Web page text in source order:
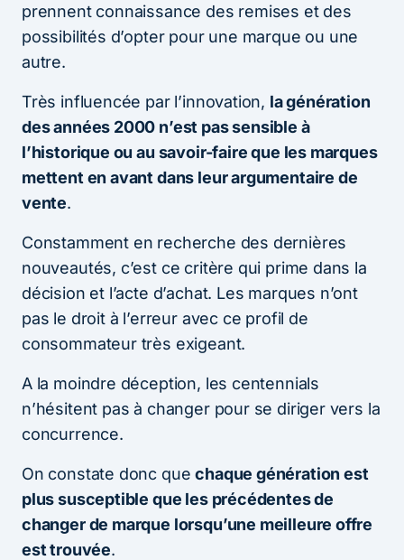
prennent connaissance des remises et des
possibilités d’opter pour une marque ou une
autre.
Très influencée par l’innovation, la génération
des années 2000 n’est pas sensible à
l’historique ou au savoir-faire que les marques
mettent en avant dans leur argumentaire de
vente.
Constamment en recherche des dernières
nouveautés, c’est ce critère qui prime dans la
décision et l’acte d’achat. Les marques n’ont
pas le droit à l’erreur avec ce profil de
consommateur très exigeant.
A la moindre déception, les centennials
n’hésitent pas à changer pour se diriger vers la
concurrence.
On constate donc quechaque génération est
plus susceptible que les précédentes de
changer de marque lorsqu’une meilleure offre
est trouvée.